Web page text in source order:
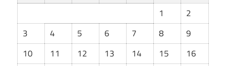
1
2
3
4 5 6 7 8
9
10
11 12 13 14 15
16